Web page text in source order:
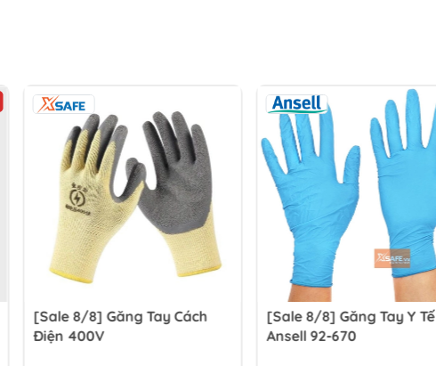
[Sale 8/8] Găng Tay Cách
Điện 400V
[Sale 8/8] Găng Tay Y Tế
Ansell 92-670